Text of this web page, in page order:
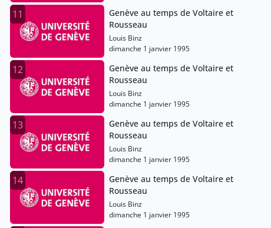
11
Genève au temps de Voltaire et
Rousseau
Louis Binz
dimanche 1 janvier 1995
12
Genève au temps de Voltaire et
Rousseau
Louis Binz
dimanche 1 janvier 1995
13
Genève au temps de Voltaire et
Rousseau
Louis Binz
dimanche 1 janvier 1995
14
Genève au temps de Voltaire et
Rousseau
Louis Binz
dimanche 1 janvier 1995